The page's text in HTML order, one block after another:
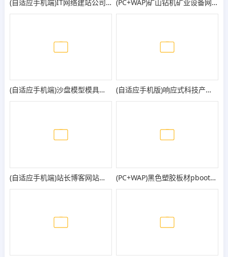
(自适应手机端)IT网络建站公司pbootcms模板 互联网营销企业网站源码 (PC+WAP)矿山钻机矿业设备网站pbootcms模板 蓝色营销型矿业机械设备网站模板
(自适应手机端)沙盘模型模具类网站模板 - 带视频 (自适应手机版)响应式科技产品传感器类网站pbootcms模板 html5蓝色智能电子产品网站源码
(自适应手机端)站长博客网站模板 新闻自媒体博客网站源码 (PC+WAP)黑色塑胶板材pbootcms网站模板 pc板材网站源码